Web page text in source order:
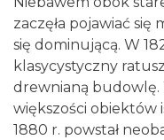
zaczęła pojawiać się
się dominującą. W
klasycystyczny
drewnianą budowlę.
większości obiektów
1880 r. powstał